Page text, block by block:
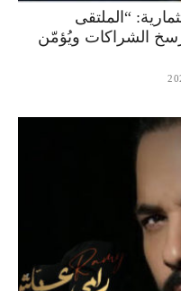
“الملتقى
الشراكات ويُؤمّن